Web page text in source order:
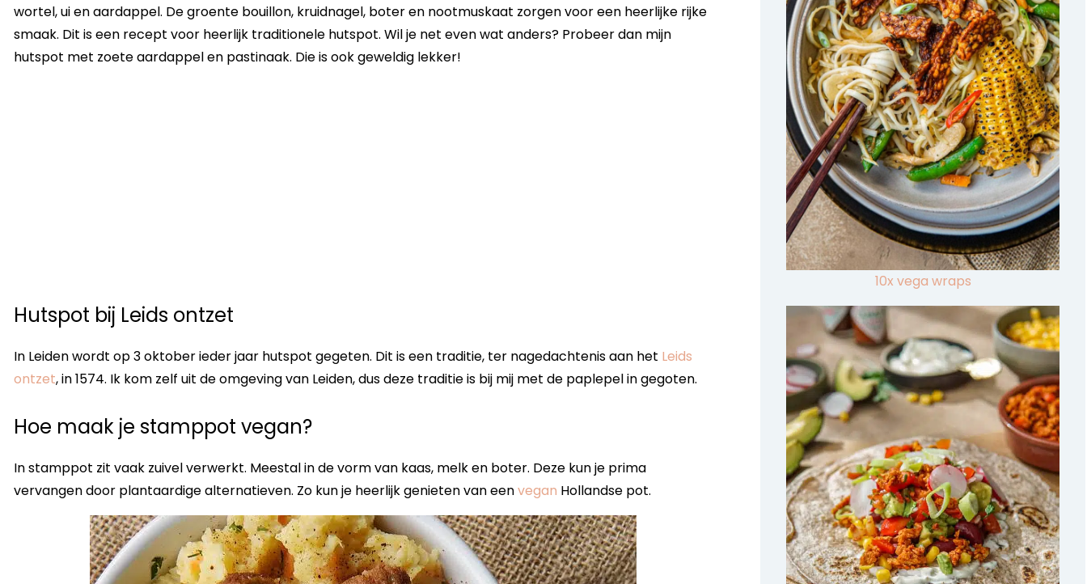
wortel, ui en aardappel. De groente bouillon, kruidnagel, boter en nootmuskaat zorgen voor een heerlijke rijke
smaak. Dit is een recept voor heerlijk traditionele hutspot. Wil je net even wat anders? Probeer dan mijn
hutspot met zoete aardappel en pastinaak. Die is ook geweldig lekker!
Hutspot bij Leids ontzet
In Leiden wordt op 3 oktober ieder jaar hutspot gegeten. Dit is een traditie, ter nagedachtenis aan het Leids
ontzet, in 1574. Ik kom zelf uit de omgeving van Leiden, dus deze traditie is bij mij met de paplepel in gegoten.
Hoe maak je stamppot vegan?
In stamppot zit vaak zuivel verwerkt. Meestal in de vorm van kaas, melk en boter. Deze kun je prima
vervangen door plantaardige alternatieven. Zo kun je heerlijk genieten van eenvegan Hollandse pot.
10x vega wraps